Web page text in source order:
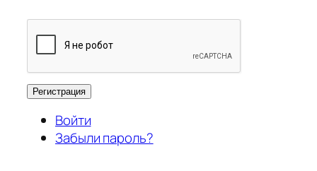
Регистрация
Войти
Забыли пароль?